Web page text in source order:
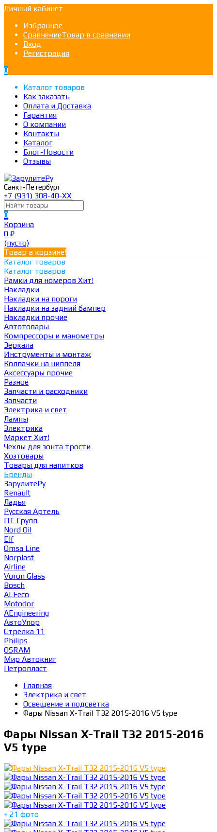
Личный кабинет
Избранное
СравнениеТовар в сравнении
Вход
Регистрация
0
Каталог товаров
Как заказать
Оплата и Доставка
Гарантия
О компании
Контакты
Каталог
Блог-Новости
Отзывы
Санкт-Петербург
+7 (931) 308-40-ХХ
0
Корзина
0 ₽
(пусто)
Товар в корзине!
Каталог товаров
Каталог товаров
Рамки для номеров Хит!
Накладки
Накладки на пороги
Накладки на задний бампер
Накладки прочие
Автотовары
Компрессоры и манометры
Зеркала
Инструменты и монтаж
Колпачки на ниппеля
Аксессуары прочие
Разное
Запчасти и расходники
Запчасти
Электрика и свет
Лампы
Электрика
Маркет Хит!
Чехлы для зонта трости
Хозтовары
Товары для напитков
Бренды
ЗарулитеРу
Renault
Ладья
Русская Артель
ПТ Групп
Nord Oil
Elf
Omsa Line
Norplast
Airline
Voron Glass
Bosch
ALFeco
Motodor
AEngineering
АвтоУпор
Стрелка 11
Philips
OSRAM
Мир Автокниг
Петропласт
Главная
Электрика и свет
Освещение и подсветка
Фары Nissan X-Trail T32 2015-2016 V5 type
Фары Nissan X-Trail T32 2015-2016
V5 type
+ 21 фото